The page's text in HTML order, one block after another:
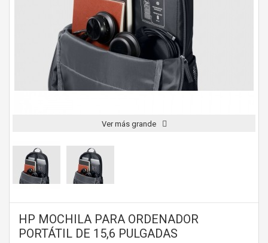
Ver más grande
HP MOCHILA PARA ORDENADOR
PORTÁTIL DE 15,6 PULGADAS